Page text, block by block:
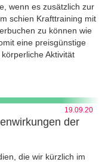
wenn es zusätzlich zur
schien Krafttraining mit
zu können wie
eine preisgünstige
Aktivität
19.09.20
der
die wir kürzlich im